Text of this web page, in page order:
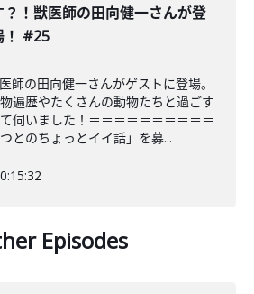
？！獣医師の田向健一さんが登
！ #25
師の田向健一さんがゲストに登場。
遍歴やたくさんの動物たちと過ごす
伺いました！＝＝＝＝＝＝＝＝＝＝
とのちょっとイイ話」を募...
Episodes